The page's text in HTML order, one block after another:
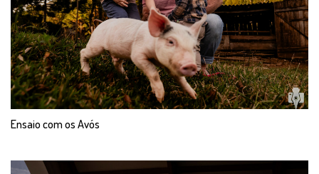
Ensaio com os Avós